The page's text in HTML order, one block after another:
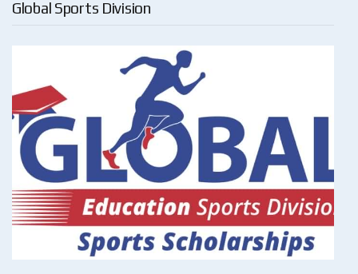
Global Sports Division